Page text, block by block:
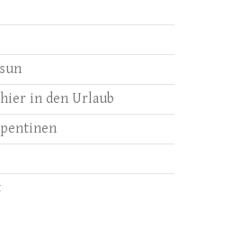
in den Urlaub